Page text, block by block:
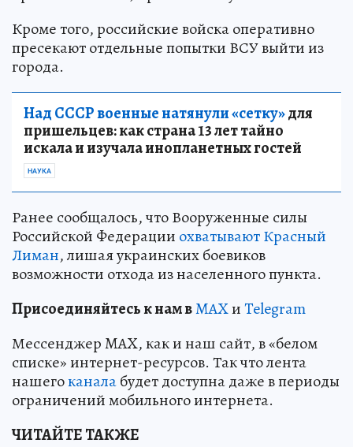
Кроме того, российские войска оперативно
пресекают отдельные попытки ВСУ выйти из
города.
Над СССР военные натянули «сетку»для
пришельцев: как страна 13 лет тайно
искала и изучала инопланетных гостей
НАУКА
Ранее сообщалось, что Вооруженные силы
Российской Федерации охватывают Красный
Лиман, лишая украинских боевиков
возможности отхода из населенного пункта.
Присоединяйтесь к нам вMAXиTelegram
Мессенджер MAX, как и наш сайт, в «белом
списке» интернет-ресурсов. Так что лента
нашегоканалабудет доступна даже в периоды
ограничений мобильного интернета.
ЧИТАЙТЕ ТАКЖЕ